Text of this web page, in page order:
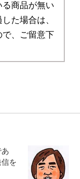
商品が無い
た場合は、
、ご留意下
を